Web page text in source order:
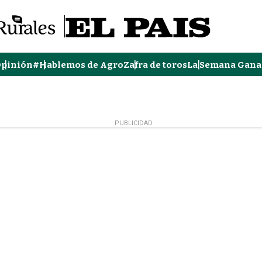
#Hablemos de AgroZafra de torosLa Semana
PUBLICIDAD